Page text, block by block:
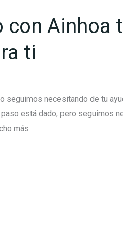
con Ainhoa
ti
seguimos necesitando de tu
está dado, pero seguimos
más